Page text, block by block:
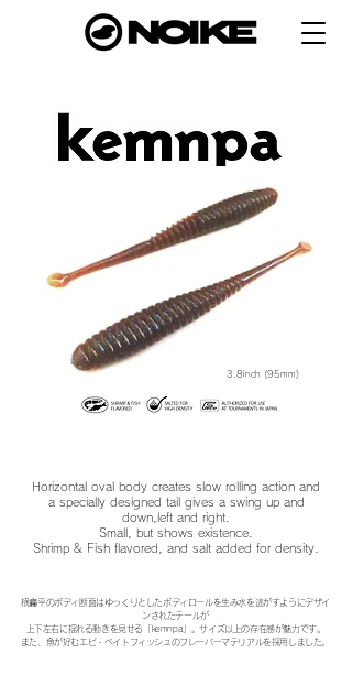
3.8inch (95mm)
Horizontal oval body creates slow rolling action and
a specially designed tail gives a swing up and
down, left and right.
Small, but shows existence.
Shrimp & Fish flavored, and salt added for density.
横扁平のボディ断面はゆっくりとしたボディロールを生み水を逃がすようにデザイ
ンされたテールが
上下左右に揺れる動きを見せる「kemnpa」。サイズ以上の存在感が魅力です。
また、魚が好むエビ・ベイトフィッシュのフレーバーマテリアルを採用しました。